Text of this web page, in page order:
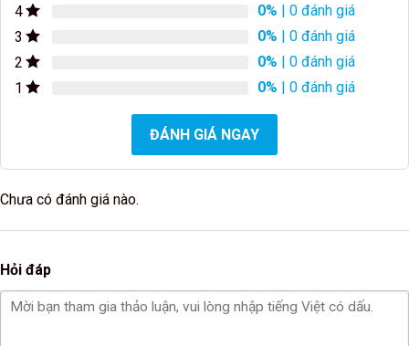
4
0% | 0 đánh giá
3
0% | 0 đánh giá
2
0% | 0 đánh giá
1
0% | 0 đánh giá
ĐÁNH GIÁ NGAY
Chưa có đánh giá nào.
Hỏi đáp